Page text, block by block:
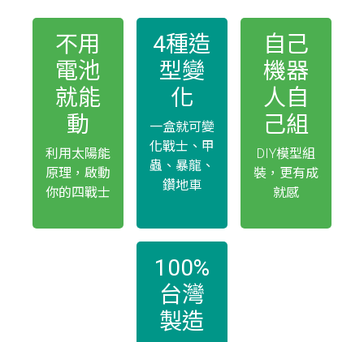
不用
電池
就能
動
利用太陽能
原理，啟動
你的四戰士
4種造
型變
化
一盒就可變
化戰士、甲
蟲、暴龍、
鑽地車
自己
機器
人自
己組
DIY模型組
裝，更有成
就感
100%
台灣
製造